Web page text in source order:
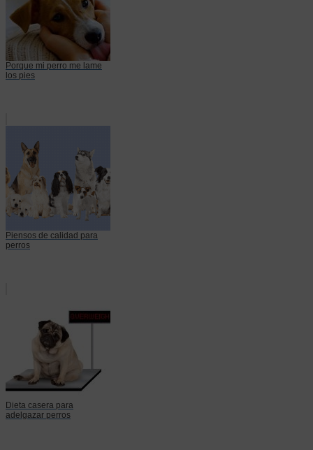
Porque mi perro me lame
los pies
Piensos de calidad para
perros
Dieta casera para
adelgazar perros